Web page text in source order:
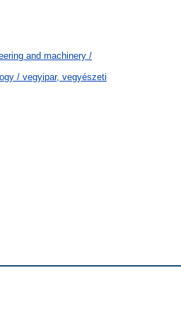
and machinery /
/ vegyipar, vegyészeti